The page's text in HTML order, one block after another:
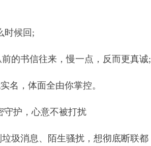
时候回;
的书信往来，慢一点，反而更真诚;
，体面全由你掌控。
护，心意不被打扰
圾消息、陌生骚扰，想彻底断联都